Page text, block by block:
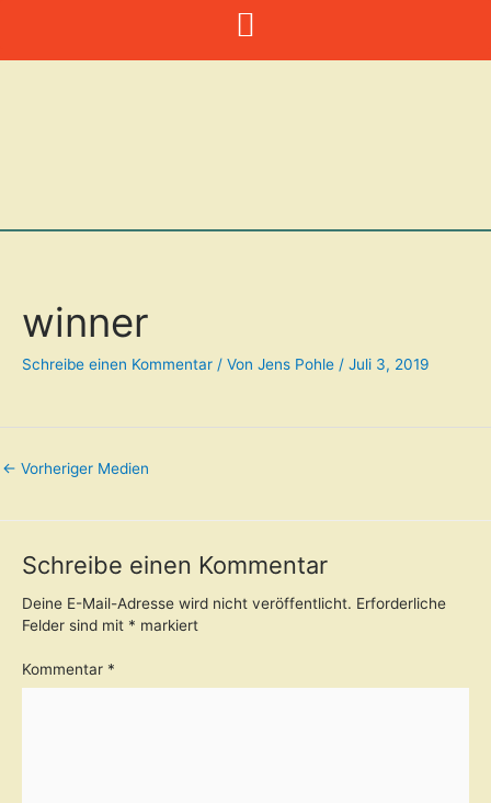
winner
Schreibe einen Kommentar / Von Jens Pohle / Juli 3, 2019
← Vorheriger Medien
Schreibe einen Kommentar
Deine E-Mail-Adresse wird nicht veröffentlicht. Erforderliche
Felder sind mit * markiert
Kommentar *